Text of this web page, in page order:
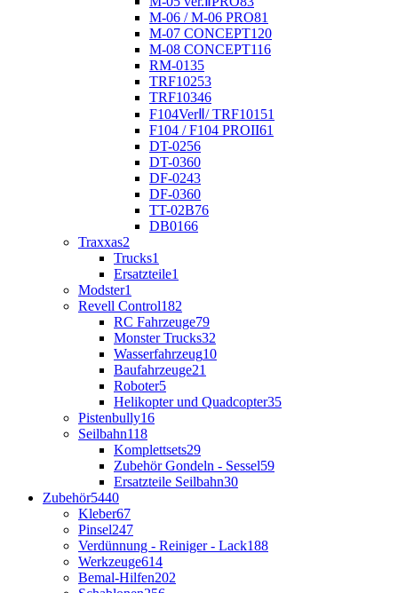
M-06 / M-06 PRO81
M-07 CONCEPT120
M-08 CONCEPT116
RM-0135
TRF10253
TRF10346
F104VerⅡ/ TRF101 51
F104 / F104 PROII61
DT-0256
DT-0360
DF-0243
DF-0360
TT-02B76
DB0166
Traxxas2
Trucks1
Ersatzteile1
Modster1
Revell Control182
RC Fahrzeuge79
Monster Trucks32
Wasserfahrzeug10
Baufahrzeuge21
Roboter5
Helikopter und Quadcopter35
Pistenbully16
Seilbahn118
Komplettsets29
Zubehör Gondeln - Sessel59
Ersatzteile Seilbahn30
Zubehör5440
Kleber67
Pinsel247
Verdünnung - Reiniger - Lack188
Werkzeuge614
Bemal-Hilfen202